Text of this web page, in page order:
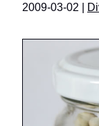
2009-03-02 |